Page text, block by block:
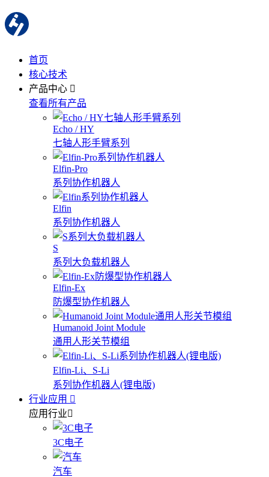
首页
核心技术
产品中心
查看所有产品
Echo / HY
七轴人形手臂系列
Elfin-Pro
系列协作机器人
Elfin
系列协作机器人
S
系列大负载机器人
Elfin-Ex
防爆型协作机器人
Humanoid Joint Module
通用人形关节模组
Elfin-Li、S-Li
系列协作机器人(锂电版)
行业应用
应用行业
3C电子
汽车